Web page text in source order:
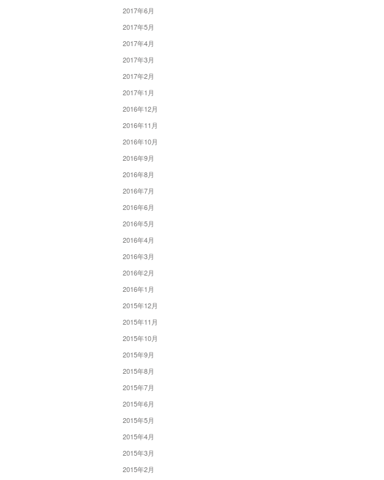
2017年6月
2017年5月
2017年4月
2017年3月
2017年2月
2017年1月
2016年12月
2016年11月
2016年10月
2016年9月
2016年8月
2016年7月
2016年6月
2016年5月
2016年4月
2016年3月
2016年2月
2016年1月
2015年12月
2015年11月
2015年10月
2015年9月
2015年8月
2015年7月
2015年6月
2015年5月
2015年4月
2015年3月
2015年2月